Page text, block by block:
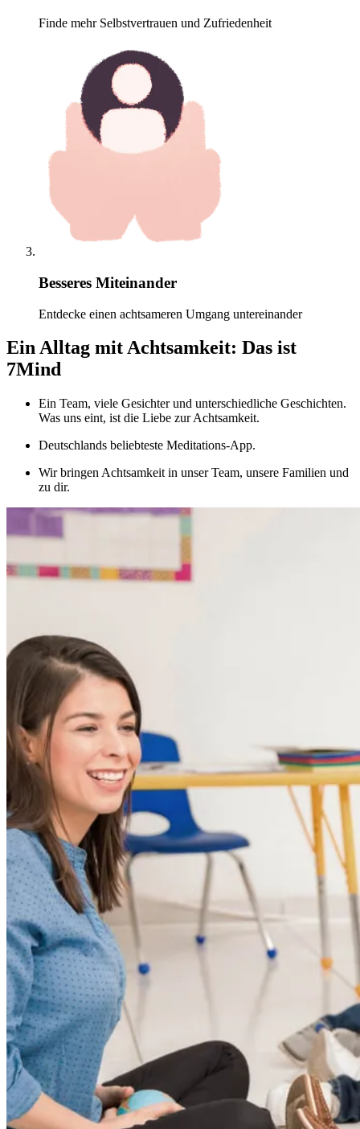
Finde mehr Selbstvertrauen und Zufriedenheit
Besseres Miteinander
Entdecke einen achtsameren Umgang untereinander
Ein Alltag mit Achtsamkeit: Das ist
7Mind
Ein Team, viele Gesichter und unterschiedliche Geschichten.
Was uns eint, ist die Liebe zur Achtsamkeit.
Deutschlands beliebteste Meditations-App.
Wir bringen Achtsamkeit in unser Team, unsere Familien und
zu dir.